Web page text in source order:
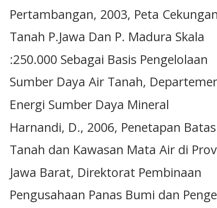
Pertambangan, 2003, Peta
Tanah P.Jawa Dan P. Madura Skala
:250.000 Sebagai Basis Pengelolaan
Sumber Daya Air Tanah,
Energi Sumber Daya Mineral
Harnandi, D., 2006, Penetapan
Tanah dan Kawasan Mata Air di
Jawa Barat, Direktorat Pembinaan
Pengusahaan Panas Bumi dan